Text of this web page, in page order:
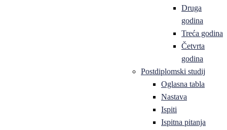
Druga
godina
Treća godina
Četvrta
godina
Postdiplomski studij
Oglasna tabla
Nastava
Ispiti
Ispitna pitanja